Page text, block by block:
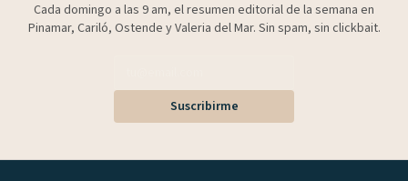
Cada domingo a las 9 am, el resumen editorial de la semana en
Pinamar, Cariló, Ostende y Valeria del Mar. Sin spam, sin clickbait.
Suscribirme